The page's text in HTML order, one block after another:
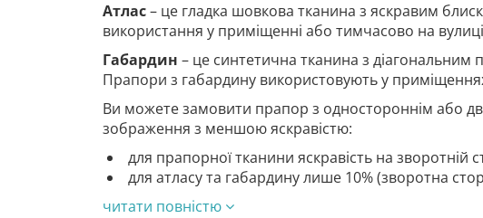
Атлас– це гладка шовкова тканина з яскравим
використання у приміщенні або тимчасово на
Габардин – це синтетична тканина з
Прапори з габардину використовують у
Ви можете замовити прапор з одностороннім або
зображення з меншою яскравістю:
для прапорної тканини яскравість на зворотній
для атласу та габардину лише 10% (зворотна
читати повністю